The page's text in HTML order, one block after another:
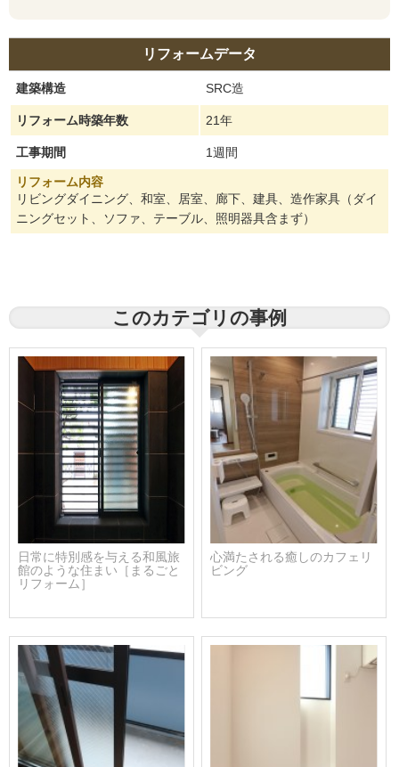
リフォームデータ
建築構造 SRC造
リフォーム時築年数 21年
工事期間 1週間
リフォーム内容
リビングダイニング、和室、居室、廊下、建具、造作家具（ダイ
ニングセット、ソファ、テーブル、照明器具含まず）
このカテゴリの事例
日常に特別感を与える和風旅
館のような住まい［まるごと
リフォーム］
心満たされる癒しのカフェリ
ビング